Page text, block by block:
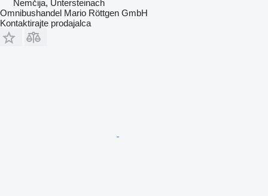
Nemčija, Untersteinach
Omnibushandel Mario Röttgen GmbH
Kontaktirajte prodajalca